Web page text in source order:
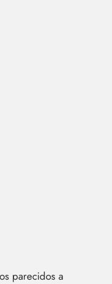
parecidos a